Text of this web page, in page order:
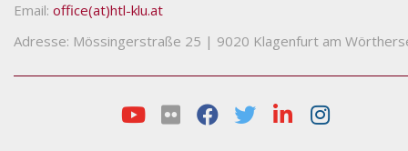
Email: office(at)htl-klu.at
Adresse: Mössingerstraße 25 | 9020 Klagenfurt am